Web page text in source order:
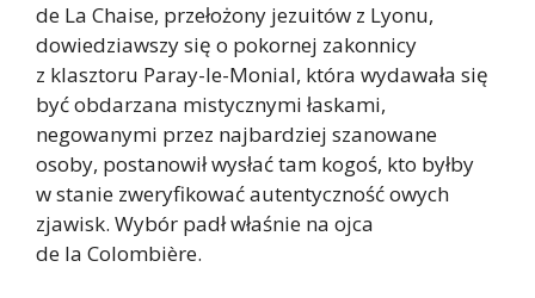
de La Chaise, przełożony jezuitów z Lyonu,
dowiedziawszy się o pokornej zakonnicy
z klasztoru Paray-le-Monial, która wydawała się
być obdarzana mistycznymi łaskami,
negowanymi przez najbardziej szanowane
osoby, postanowił wysłać tam kogoś, kto byłby
w stanie zweryfikować autentyczność owych
zjawisk. Wybór padł właśnie na ojca
de la Colombière.